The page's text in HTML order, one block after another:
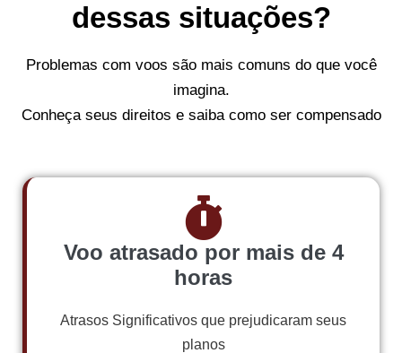
dessas situações?
Problemas com voos são mais comuns do que você
imagina.
Conheça seus direitos e saiba como ser compensado
Voo atrasado por mais de 4
horas
Atrasos Significativos que prejudicaram seus
planos